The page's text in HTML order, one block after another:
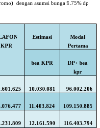
dengan asumsi bunga 9.75% dp
KPR
Estimasi
Modal
Pertama
bea KPR
DP+ bea
kpr
10.030.081 96.002.206
11.403.824 109.150.885
12.161.590 116.403.794